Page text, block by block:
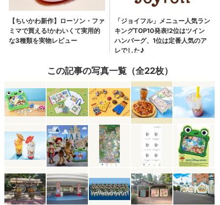
この記事の写真一覧（全22枚）